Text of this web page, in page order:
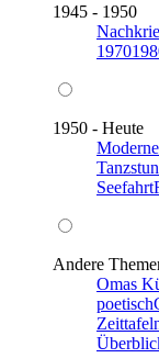
1945 - 1950
1970
1950 - Heute
Seefahrt
Andere
Omas
poetisch